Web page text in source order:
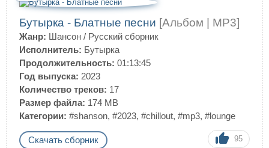
Бутырка - Блатные песни [Альбом | MP3]
Жанр: Шансон / Русский сборник
Исполнитель: Бутырка
Продолжительность: 01:13:45
Год выпуска: 2023
Количество треков: 17
Размер файла: 174 MB
Категории: #shanson, #2023, #chillout, #mp3, #lounge
Скачать сборник 95